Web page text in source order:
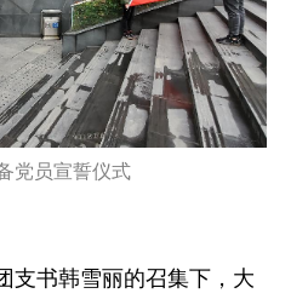
党员宣誓仪式
支书韩雪丽的召集下，大